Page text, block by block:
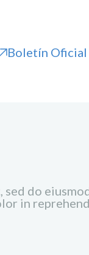
Boletín Oficial
do
in